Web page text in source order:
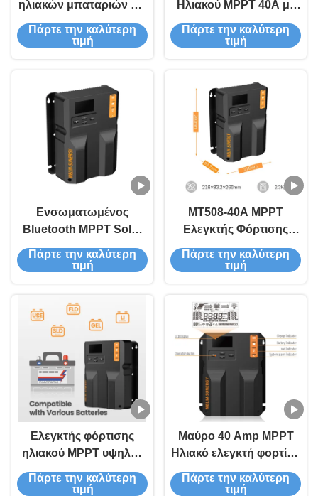
ηλιακών μπαταριών RV
MPPT
Πάρτε την καλύτερη
τιμή
Ηλιακού MPPT 40A με
απόδοση 99%
Αδιάβροχος IP32 και 36
12V/24V
Πάρτε την καλύτερη
τιμή
Ενσωματωμένος
Bluetooth MPPT Solar
Charge Controller με
520W/12V 1040W/24V
Αποτελεσματικότητα
Παρακολούθησης
Πάρτε την καλύτερη
τιμή
MT508-40A MPPT
Ελεγκτής Φόρτισης
Ηλιακού
Φωτοβολταϊκού με
Παρακολούθησης και
Συμπαγή Σχεδιασμό
260*216*83mm
Πάρτε την καλύτερη
τιμή
Ελεγκτής φόρτισης
ηλιακού MPPT υψηλής
απόδοσης με είσοδο
150V, 17 λειτουργίες
Πάρτε την καλύτερη
τιμή
Μαύρο 40 Amp MPPT
Ηλιακό ελεγκτή φορτίου
Εγχειρίδιο 12V 24V
φυσική ψύξη
Πάρτε την καλύτερη
τιμή